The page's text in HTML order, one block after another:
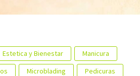
Estetica y Bienestar
Manicura
Microblading
Pedicuras